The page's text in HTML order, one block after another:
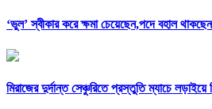
‘ভুল’ স্বীকার করে ক্ষমা চেয়েছেন,পদে বহাল
মিরাজের দুর্দান্ত সেঞ্চুরিতে প্রস্তুতি ম্যাচে লড়াইয়ে